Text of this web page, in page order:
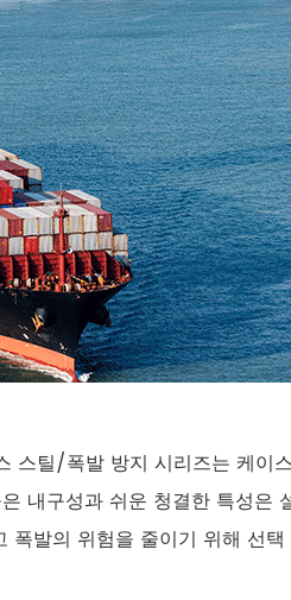
스틸/폭발 방지 시리즈는 케이
내구성과 쉬운 청결한 특성은
발의 위험을 줄이기 위해 선택